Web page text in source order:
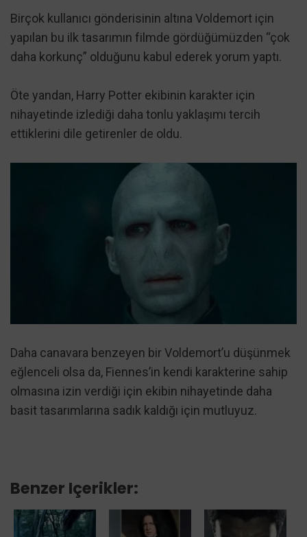
Birçok kullanıcı gönderisinin altına Voldemort için
yapılan bu ilk tasarımın filmde gördüğümüzden “çok
daha korkunç” olduğunu kabul ederek yorum yaptı.
Öte yandan, Harry Potter ekibinin karakter için
nihayetinde izlediği daha tonlu yaklaşımı tercih
ettiklerini dile getirenler de oldu.
Daha canavara benzeyen bir Voldemort’u düşünmek
eğlenceli olsa da, Fiennes’in kendi karakterine sahip
olmasına izin verdiği için ekibin nihayetinde daha
basit tasarımlarına sadık kaldığı için mutluyuz.
Benzer Içerikler: